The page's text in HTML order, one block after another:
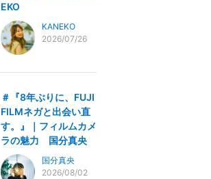
EKO
KANEKO
2026/07/26
＃『8年ぶりに、FUJI
FILMネガと出会い直
す。』｜フィルムカメ
ラの魅力 国分真央
国分真央
2026/08/02